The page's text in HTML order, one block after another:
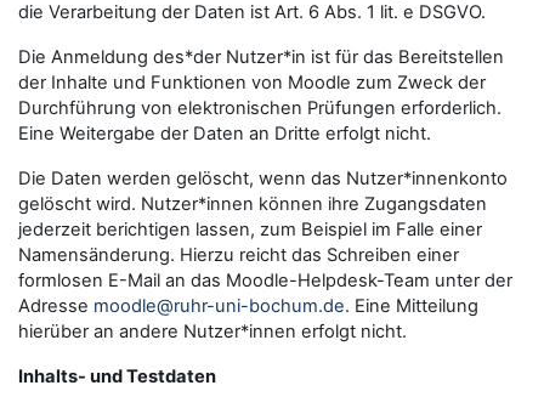
die Verarbeitung der Daten ist Art. 6 Abs. 1 lit. e DSGVO.
Die Anmeldung des*der Nutzer*in ist für das Bereitstellen
der Inhalte und Funktionen von Moodle zum Zweck der
Durchführung von elektronischen Prüfungen erforderlich.
Eine Weitergabe der Daten an Dritte erfolgt nicht.
Die Daten werden gelöscht, wenn das Nutzer*innenkonto
gelöscht wird. Nutzer*innen können ihre Zugangsdaten
jederzeit berichtigen lassen, zum Beispiel im Falle einer
Namensänderung. Hierzu reicht das Schreiben einer
formlosen E-Mail an das Moodle-Helpdesk-Team unter der
Adresse moodle@ruhr-uni-bochum.de. Eine Mitteilung
hierüber an andere Nutzer*innen erfolgt nicht.
Inhalts- und Testdaten